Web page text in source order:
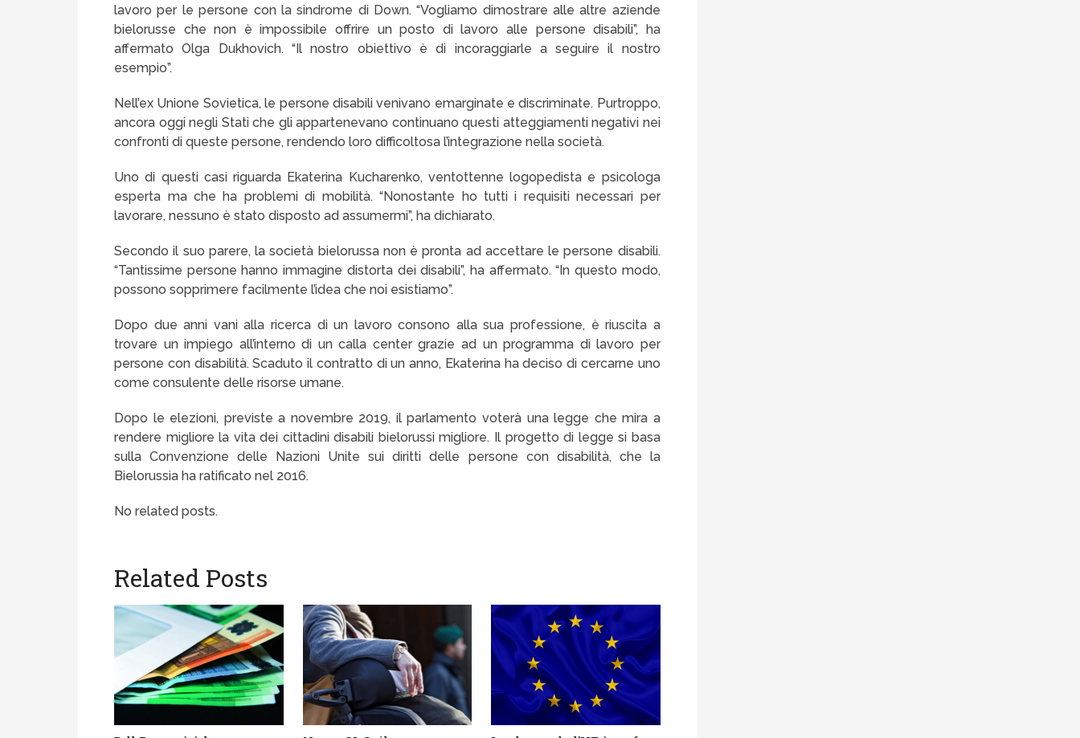
lavoro per le persone con la sindrome di Down. “Vogliamo dimostrare alle altre aziende
bielorusse che non è impossibile offrire un posto di lavoro alle persone disabili”, ha
affermato Olga Dukhovich. “Il nostro obiettivo è di incoraggiarle a seguire il nostro
esempio”.
Nell’ex Unione Sovietica, le persone disabili venivano emarginate e discriminate. Purtroppo,
ancora oggi negli Stati che gli appartenevano continuano questi atteggiamenti negativi nei
confronti di queste persone, rendendo loro difficoltosa l’integrazione nella società.
Uno di questi casi riguarda Ekaterina Kucharenko, ventottenne logopedista e psicologa
esperta ma che ha problemi di mobilità. “Nonostante ho tutti i requisiti necessari per
lavorare, nessuno è stato disposto ad assumermi”, ha dichiarato.
Secondo il suo parere, la società bielorussa non è pronta ad accettare le persone disabili.
“Tantissime persone hanno immagine distorta dei disabili”, ha affermato. “In questo modo,
possono sopprimere facilmente l’idea che noi esistiamo”.
Dopo due anni vani alla ricerca di un lavoro consono alla sua professione, è riuscita a
trovare un impiego all’interno di un calla center grazie ad un programma di lavoro per
persone con disabilità. Scaduto il contratto di un anno, Ekaterina ha deciso di cercarne uno
come consulente delle risorse umane.
Dopo le elezioni, previste a novembre 2019, il parlamento voterà una legge che mira a
rendere migliore la vita dei cittadini disabili bielorussi migliore. Il progetto di legge si basa
sulla Convenzione delle Nazioni Unite sui diritti delle persone con disabilità, che la
Bielorussia ha ratificato nel 2016.
No related posts.
Related Posts